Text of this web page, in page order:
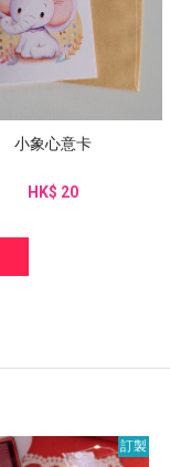
小象心意卡
HK$ 20
訂製